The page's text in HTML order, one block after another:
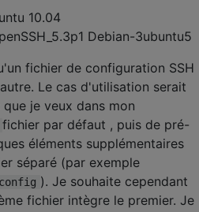
10.04
Debian-3ubuntu5
fichier de configuration SSH
Le cas d'utilisation serait
je veux dans mon
fichier par défaut , puis de pré-
éléments supplémentaires
séparé (par exemple
). Je souhaite cependant
fichier intègre le premier. Je